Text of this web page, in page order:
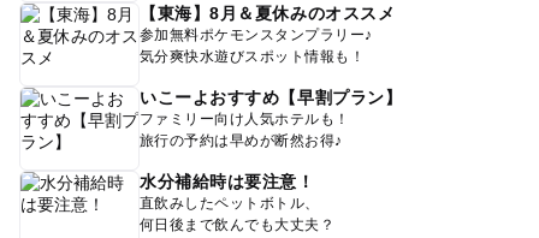
【東海】8月＆夏休みのオススメ
参加無料ポケモンスタンプラリー♪
気分爽快水遊びスポット情報も！
いこーよおすすめ【早割プラン】
ファミリー向け人気ホテルも！
旅行の予約は早めが断然お得♪
水分補給時は要注意！
直飲みしたペットボトル、
何日後まで飲んでも大丈夫？